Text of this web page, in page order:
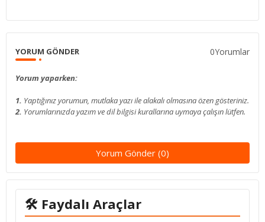
YORUM GÖNDER 0Yorumlar
Yorum yaparken:
1. Yaptığınız yorumun, mutlaka yazı ile alakalı olmasına özen gösteriniz.
2. Yorumlarınızda yazım ve dil bilgisi kurallarına uymaya çalışın lütfen.
Yorum Gönder (0)
🛠 Faydalı Araçlar